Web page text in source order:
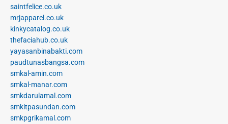
saintfelice.co.uk
mrjapparel.co.uk
kinkycatalog.co.uk
thefaciahub.co.uk
yayasanbinabakti.com
paudtunasbangsa.com
smkal-amin.com
smkal-manar.com
smkdarulamal.com
smkitpasundan.com
smkpgrikamal.com